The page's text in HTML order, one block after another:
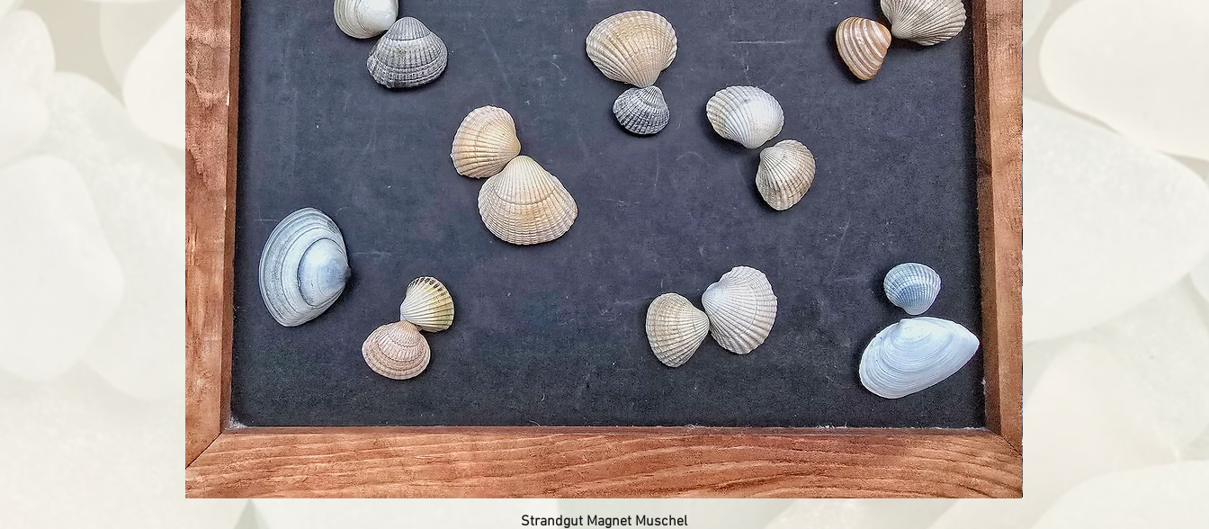
Magnete daher getrennt von solchen Gegenständen auf.
Es gibt keine ausreichenden Studien zur Sicherheit von
Magneten während der Schwangerschaft. Vermeide die
Verwendung in dieser Zeit.
Strandgut Magnet Muschel